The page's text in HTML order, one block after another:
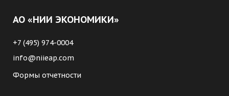
АО «НИИ ЭКОНОМИКИ»
+7 (495) 974-0004
info@niieap.com
Формы отчетности